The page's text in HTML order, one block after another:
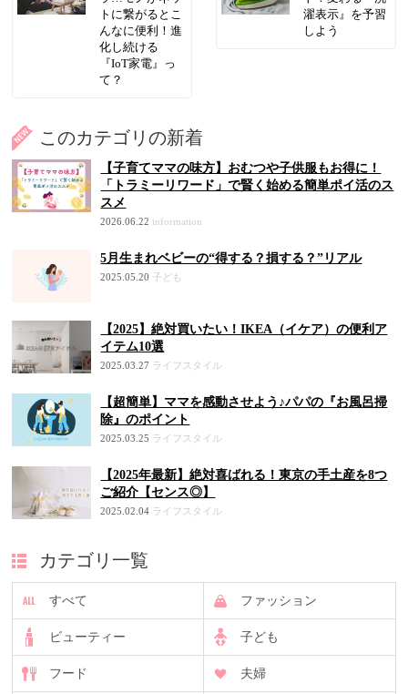
トに繋がるとこ
んなに便利！進
化し続ける
『IoT家電』っ
て？
濯表示』を予習
しよう
このカテゴリの新着
【子育てママの味方】おむつや子供服もお得に！
「トラミーリワード」で賢く始める簡単ポイ活のス
スメ
2026.06.22 information
5月生まれベビーの“得する？損する？”リアル
2025.05.20 子ども
【2025】絶対買いたい！IKEA（イケア）の便利ア
イテム10選
2025.03.27 ライフスタイル
【超簡単】ママを感動させよう♪パパの『お風呂掃
除』のポイント
2025.03.25 ライフスタイル
【2025年最新】絶対喜ばれる！東京の手土産を8つ
ご紹介【センス◎】
2025.02.04 ライフスタイル
カテゴリ一覧
すべて ファッション
ビューティー 子ども
フード 夫婦